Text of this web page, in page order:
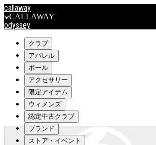
callaway
CALLAWAY
odyssey
travismathew
outlet
OUTLET
キャロウェイアパレルはこちら>>>
クラブ
アパレル
ボール
アクセサリー
限定アイテム
ウィメンズ
認定中古クラブ
ブランド
ストア・イベント